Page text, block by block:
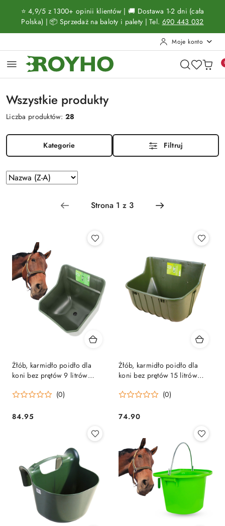
Przejdź do treści głównej
Przejdź do wyszukiwarki
Przejdź do moje konto
Przejdź do menu głównego
Przejdź do stopki
⭐ 4,9/5 z 1300+ opinii klientów | 🚚 Dostawa 1-2 dni (cała
Polska) | 📦 Sprzedaż na baloty i palety | Tel. 690 443 032
Moje konto
Wszystkie produkty
Liczba produktów:28
Kategorie Filtruj
Zastosowano
sortowanie:
Sortuj
według
Żłób, karmidło poidło dla
koni bez prętów 9 litrów
(0)
Cena:
84.95
Żłób, karmidło poidło dla
koni bez prętów 15 litrów
(0)
Cena:
74.90